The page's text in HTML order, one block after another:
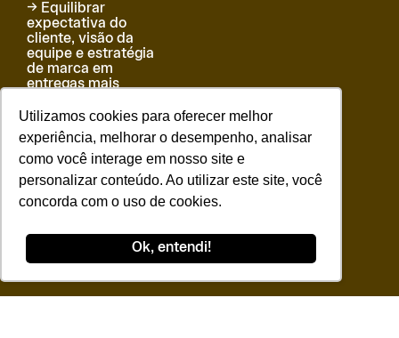
Utilizamos cookies para oferecer melhor
experiência, melhorar o desempenho, analisar
como você interage em nosso site e
personalizar conteúdo. Ao utilizar este site, você
concorda com o uso de cookies.
Ok, entendi!
→ Equilibrar
expectativa do
cliente, visão da
equipe e estratégia
de marca em
entregas mais
→ Ganhar repertório
para organizar
processos criativos,
conduzir cocriações
e gerar mais valor
para marcas e
Conheça mais